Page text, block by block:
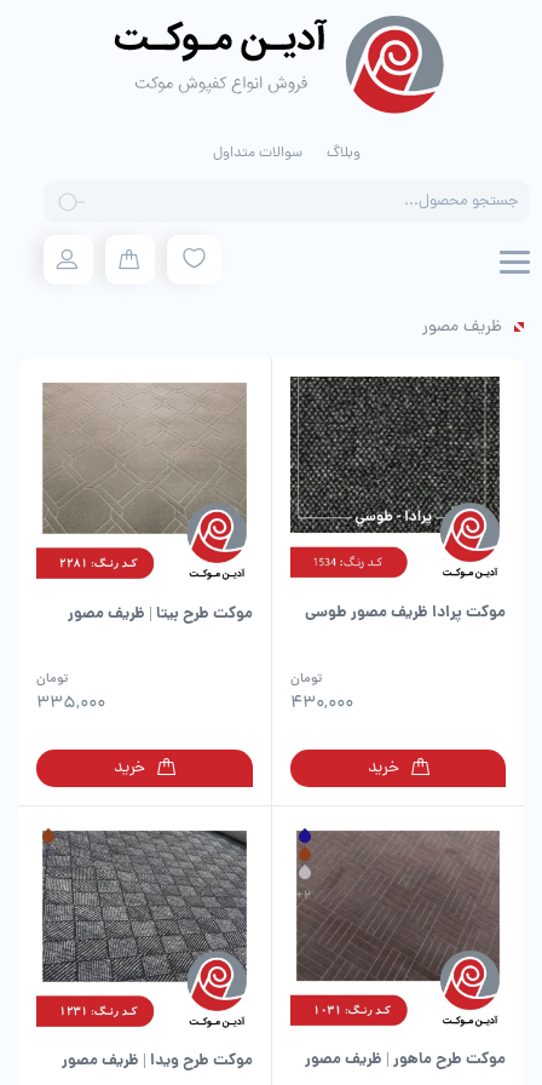
وبلاگ سوالات متداول
search
ظریف مصور
موکت پرادا ظریف مصور طوسی
430,000
تومان
خرید
موکت طرح بیتا | ظریف مصور
335,000
تومان
خرید
انواع
می
باشد.
گزینه
ها
ممکن
است
در
صفحه
محصول
انتخاب
شوند
موکت طرح ماهور | ظریف مصور موکت طرح ویدا | ظریف مصور